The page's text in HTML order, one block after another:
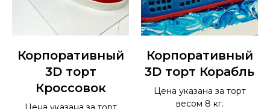
Корпоративный
3D торт
Кроссовок
Корпоративный
3D торт Корабль
Цена указана за торт
весом 8 кг.